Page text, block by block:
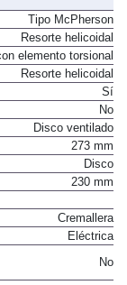
Tipo McPherson
Resorte helicoidal
elemento torsional
Resorte helicoidal
Sí
No
Disco ventilado
273 mm
Disco
230 mm
Cremallera
Eléctrica
No